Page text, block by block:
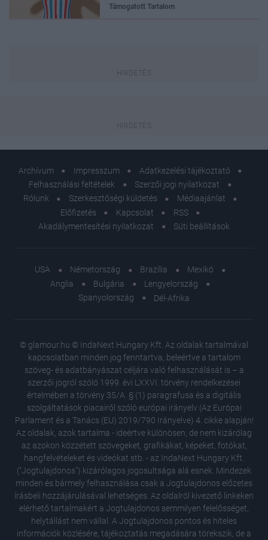
a
Támogatott Tartalom
Archívum Impresszum
Adatkezelési tájékoztató
Felhasználási feltételek
Szerzői jogi nyilatkozat
Rólunk
Szerkesztőségi küldetés
Médiaajánlat
Előfizetés
Kapcsolat
RSS
Akadálymentesítési nyilatkozat
Süti beállítások
USA Németország Brazília
Mexikó
Anglia
Bulgária
Lengyelország
Spanyolország
Dél-Afrika
© glamour.hu © IndaNext Hungary Kft. Az oldalak tartalmával
kapcsolatban minden jog fenntartva, beleértve a tartalom
szöveg- és adatbányászat céljára való felhasználását is – a
szerzői jogról szóló 1999. évi LXXVI. törvény rendelkezései
értelmében a törvény 35/A. § (1) paragrafusa és a digitális
szolgáltatások piacairól szóló európai irányelv (Az Európai
Parlament és a Tanács (EU) 2019/790 Irányelve) 4. cikke alapján!
Az oldalak, azok tartalma - ideértve különösen, de nem kizárólag
az azokon közzétett szövegeket, grafikákat, képeket, fotókat,
hangfelvételeket és videókat stb. - az IndaNext Hungary Kft.
("Jogtulajdonos") kizárólagos jogosultsága alá esnek. Mindezek
minden és bármely felhasználása csak a Jogtulajdonos előzetes
írásbeli hozzájárulásával lehetséges. Az oldalról kivezető linkeken
elérhető tartalmakért a Jogtulajdonos semmilyen felelősséget,
helytállást nem vállal. A Jogtulajdonos pontos és hiteles
információk közlésére, tájékoztatás megadására törekszik, de a